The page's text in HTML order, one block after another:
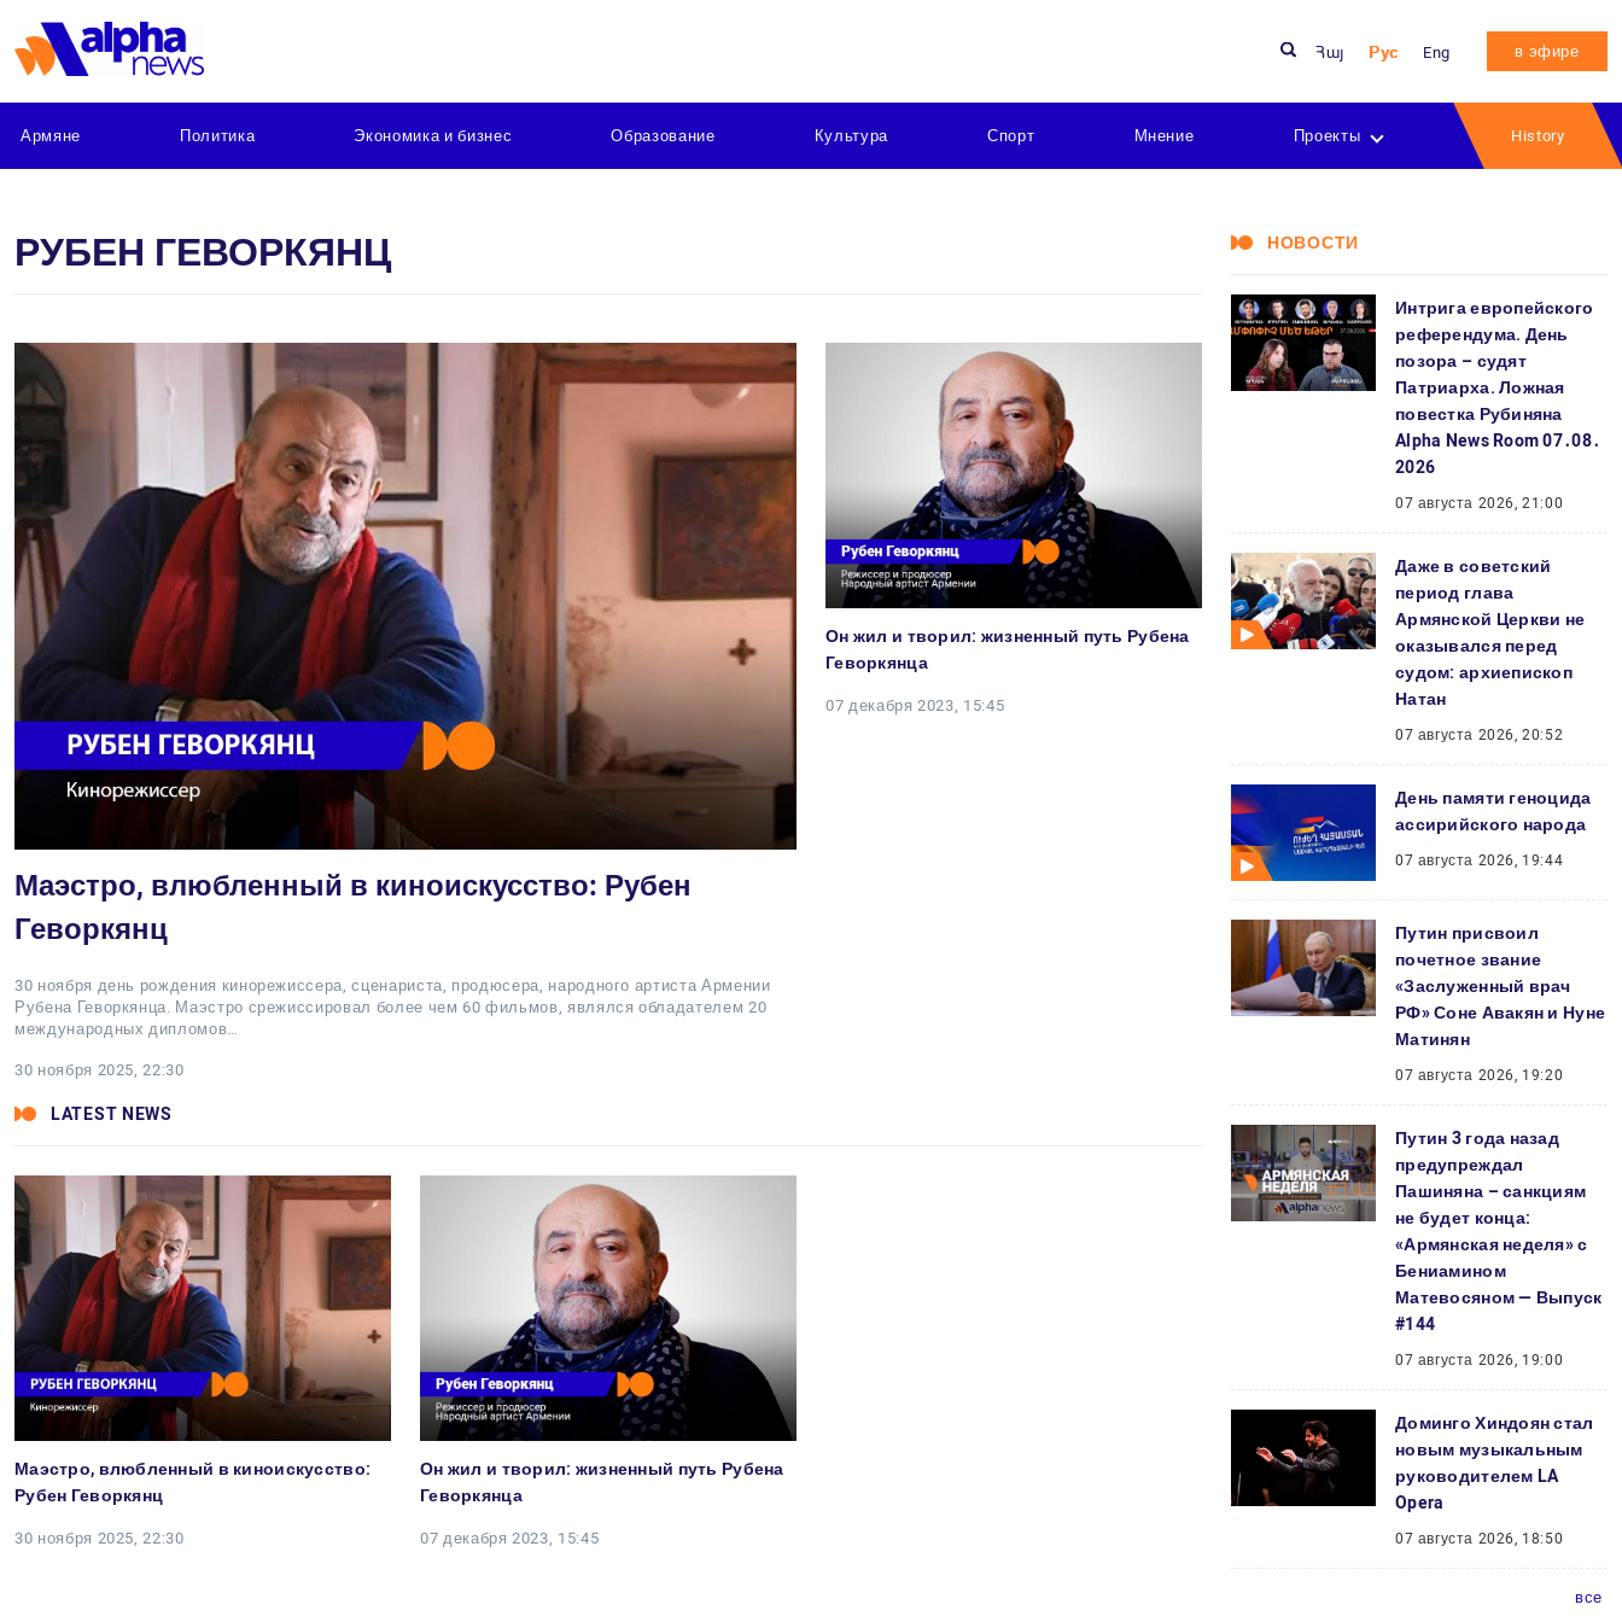
Հայ Рус Eng в эфире
Армяне Политика Экономика и бизнес Образование Культура Спорт Мнение Проекты History
РУБЕН ГЕВОРКЯНЦ
Маэстро, влюбленный в киноискусство: Рубен
Геворкянц
30 ноября день рождения кинорежиссера, сценариста, продюсера, народного артиста Армении
Рубена Геворкянца. Маэстро срежиссировал более чем 60 фильмов, являлся обладателем 20
международных дипломов…
30 ноября 2025, 22:30
Он жил и творил: жизненный путь Рубена
Геворкянца
07 декабря 2023, 15:45
LATEST NEWS
Маэстро, влюбленный в киноискусство:
Рубен Геворкянц
30 ноября 2025, 22:30
Он жил и творил: жизненный путь Рубена
Геворкянца
07 декабря 2023, 15:45
НОВОСТИ
Интрига европейского
референдума. День
позора – судят
Патриарха. Ложная
повестка Рубиняна
Alpha News Room 07․08․
2026
07 августа 2026, 21:00
Даже в советский
период глава
Армянской Церкви не
оказывался перед
судом: архиепископ
Натан
07 августа 2026, 20:52
День памяти геноцида
ассирийского народа
07 августа 2026, 19:44
Путин присвоил
почетное звание
«Заслуженный врач
РФ» Соне Авакян и Нуне
Матинян
07 августа 2026, 19:20
Путин 3 года назад
предупреждал
Пашиняна – санкциям
не будет конца:
«Армянская неделя» с
Бениамином
Матевосяном — Выпуск
#144
07 августа 2026, 19:00
Доминго Хиндоян стал
новым музыкальным
руководителем LA
Opera
07 августа 2026, 18:50
все